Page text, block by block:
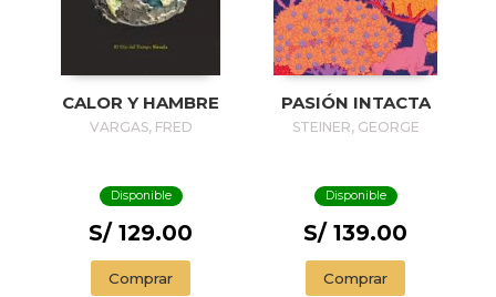
CALOR Y HAMBRE
VARGAS, FRED
Disponible
S/ 129.00
Comprar
PASIÓN INTACTA
STEINER, GEORGE
Disponible
S/ 139.00
Comprar